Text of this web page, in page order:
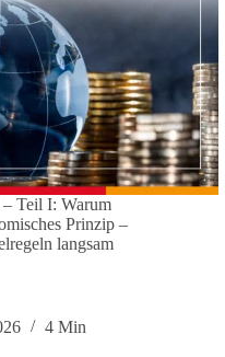
Teil I: Warum
Prinzip –
langsam
4 Min